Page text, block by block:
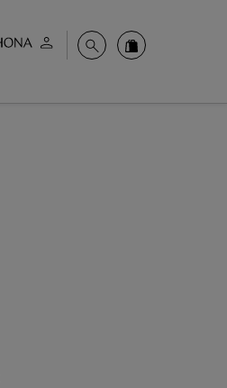
Espace client RechercheCommandez